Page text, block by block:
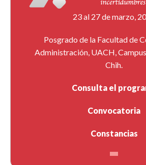
23 al 27 de marzo,
Posgrado de la Facultad de
Administración, UACH, Campus
Chih.
Consulta el
Convocatoria
Constancias